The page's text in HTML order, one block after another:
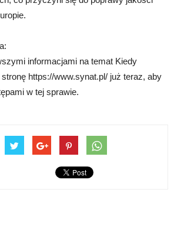
informacjami na temat Kiedy
https://www.synat.pl/ już teraz, aby
w tej sprawie.